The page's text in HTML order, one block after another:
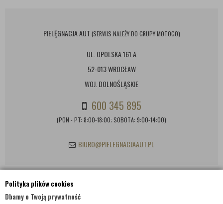
Polityka plików cookies
Dbamy o Twoją prywatność
PIELĘGNACJA AUT (SERWIS NALEŻY DO GRUPY MOTOGO)
UL. OPOLSKA 161 A
52-013 WROCŁAW
WOJ. DOLNOŚLĄSKIE
600 345 895
(PON - PT: 8:00-18:00; SOBOTA: 9:00-14:00)
BIURO@PIELEGNACJAAUT.PL
INFORMACJE KONTAKTOWE